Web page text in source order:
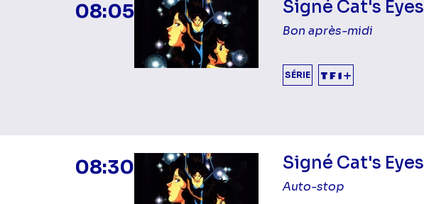
08:05 Signé Cat's Eyes
Bon après-midi
SÉRIE
08:30 Signé Cat's Eyes
Auto-stop